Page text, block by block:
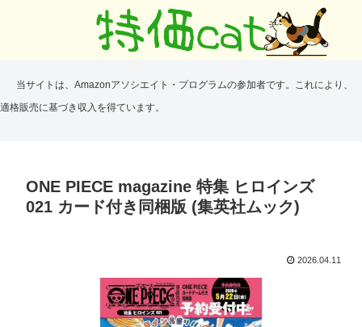
当サイトは、Amazonアソシエイト・プログラムの参加者です。これにより、
適格販売に基づき収入を得ています。
ONE PIECE magazine 特集 ヒロインズ
021 カード付き同梱版 (集英社ムック)
2026.04.11